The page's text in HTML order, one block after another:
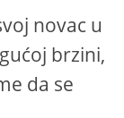
novac u
brzini,
da se